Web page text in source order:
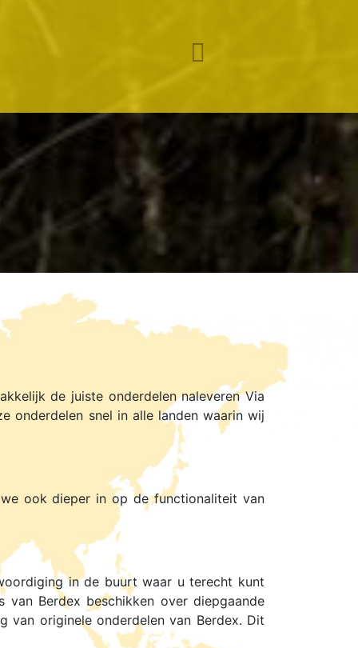
Next
de juiste onderdelen naleveren Via
onderdelen snel in alle landen waarin wij
ook dieper in op de functionaliteit van
in de buurt waar u terecht kunt
Berdex beschikken over diepgaande
van originele onderdelen van Berdex. Dit